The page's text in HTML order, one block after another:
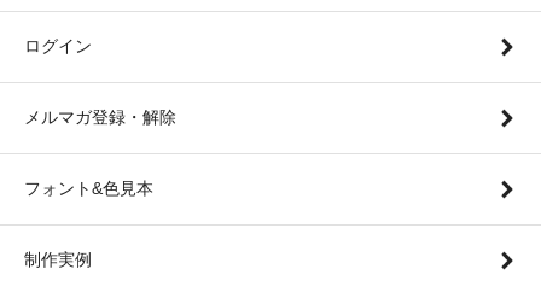
ログイン
メルマガ登録・解除
フォント&色見本
制作実例